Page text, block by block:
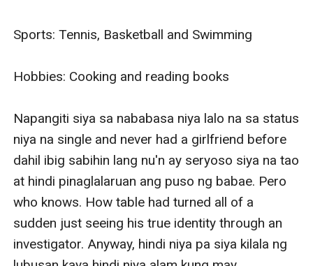
Sports: Tennis, Basketball and Swimming
Hobbies: Cooking and reading books
Napangiti siya sa nababasa niya lalo na sa status
niya na single and never had a girlfriend before
dahil ibig sabihin lang nu'n ay seryoso siya na tao
at hindi pinaglalaruan ang puso ng babae. Pero
who knows. How table had turned all of a
sudden just seeing his true identity through an
investigator. Anyway, hindi niya pa siya kilala ng